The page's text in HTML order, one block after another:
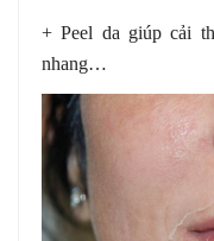
+ Peel da giúp cải
nhang…